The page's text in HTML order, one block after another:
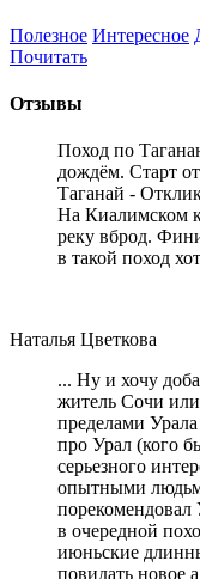
Полезное Интересное
Почитать
Отзывы
Поход по
дождём. Старт
Таганай -
На Киалимском
реку вброд.
в такой поход
Наталья Цветкова
... Ну и хочу
житель Сочи или
пределами
про Урал (кого
серьезного
опытными
порекомендовал
в очередной
июньские
повидать новое